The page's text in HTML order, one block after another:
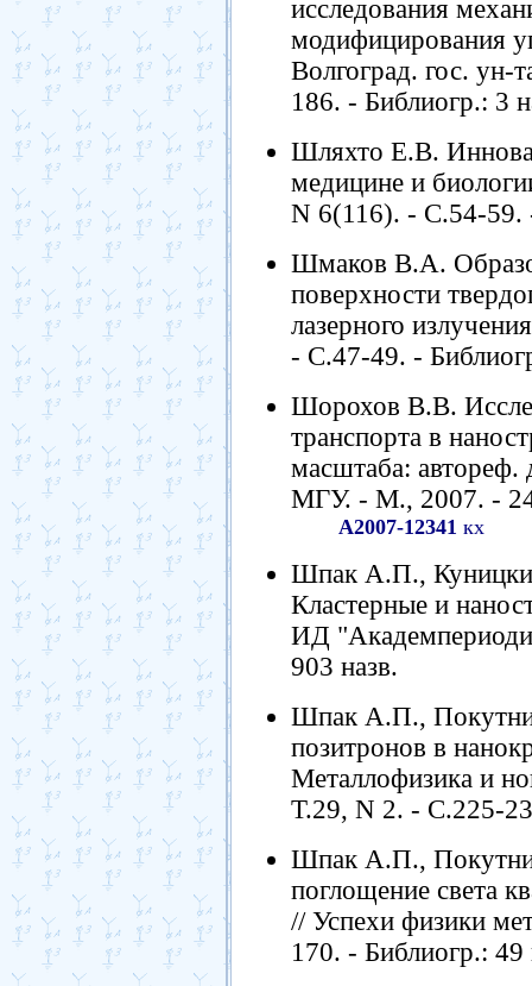
исследования
модифицирования
Волгоград. гос.
186. - Библиогр.: 3
Шляхто Е.В.
медицине и
N 6(116). - С.54-59.
Шмаков В.А.
поверхности
лазерного
- С.47-49. -
Шорохов В.В.
транспорта в
масштаба: автореф.
МГУ. - М., 2007. -
А2007-12341 кх
Шпак А.П.,
Кластерные и
ИД
903 назв.
Шпак А.П.,
позитронов в
Металлофизика и
Т.29, N 2. - С.225-
Шпак А.П.,
поглощение света
// Успехи физики
170. - Библиогр.: 49